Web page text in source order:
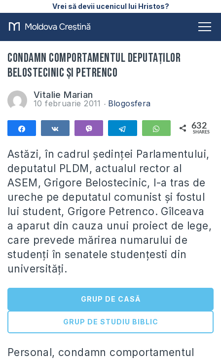
Vrei să devii ucenicul lui Hristos?
Condamn comportamentul deputaţilor
Belostecinic şi Petrenco
Vitalie Marian
10 februarie 2011 Blogosfera
Telegram WhatsApp
632
SHARES
Astăzi, în cadrul şedinţei Parlamentului,
deputatul PLDM, actualul rector al
ASEM, Grigore Belostecinic, l-a tras de
ureche pe deputatul comunist şi fostul
lui student, Grigore Petrenco. Gîlceava
a aparut din cauza unui proiect de lege,
care prevede mărirea numarului de
studenţi în senatele studenţesti din
universităţi.
GRUP DE CASĂ
GRUP DE STUDIU BIBLIC
Personal, condamn comportamentul